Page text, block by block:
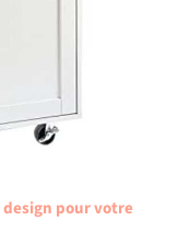
design pour votre